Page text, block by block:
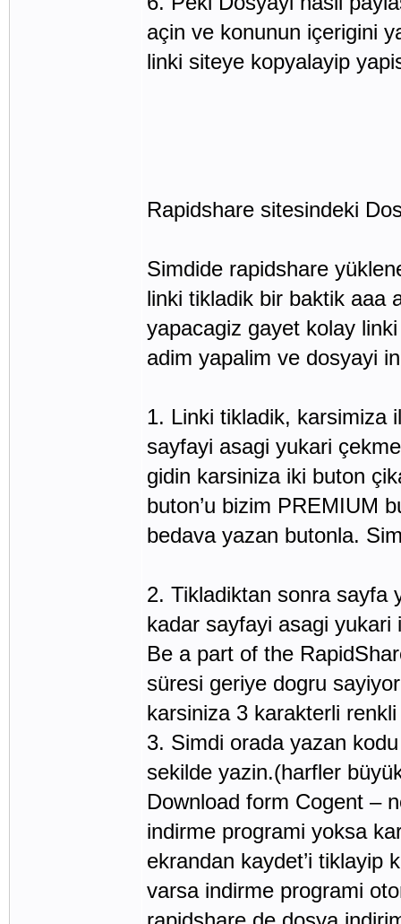
açin ve konunun içerigini
linki siteye kopyalayip
Rapidshare sitesindeki
Simdide rapidshare
linki tikladik bir baktik aaa
yapacagiz gayet kolay
adim yapalim ve dosyayi
1. Linki tikladik, karsimiza
sayfayi asagi yukari
gidin karsiniza iki buton
buton’u bizim PREMIUM
bedava yazan butonla.
2. Tikladiktan sonra sayfa
kadar sayfayi asagi
Be a part of the
süresi geriye dogru
karsiniza 3 karakterli
3. Simdi orada yazan
sekilde yazin.(harfler
Download form Cogent –
indirme programi yoksa
ekrandan kaydet’i tiklayip
varsa indirme programi